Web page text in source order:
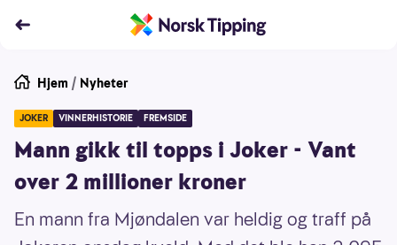
Hjem / Nyheter
JOKER VINNERHISTORIE FREMSIDE
Mann gikk til topps i Joker - Vant
over 2 millioner kroner
En mann fra Mjøndalen var heldig og traff på